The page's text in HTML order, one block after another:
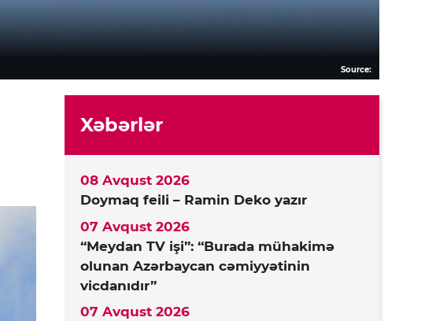
Source:
Xəbərlər
Doymaq feili – Ramin Deko yazır
08 Avqust 2026
“Meydan TV işi”: “Burada mühakimə
olunan Azərbaycan cəmiyyətinin
vicdanıdır”
07 Avqust 2026
07 Avqust 2026